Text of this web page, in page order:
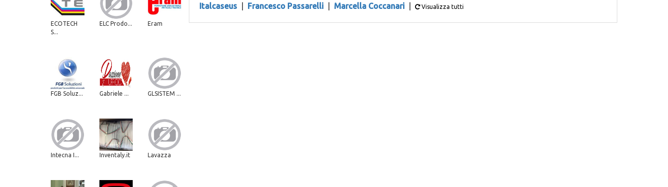
ECOTECH
S...
ELC Prodo... Eram
FGB Soluz... Gabriele ... GLSISTEM ...
Intecna I... Inventaly.it Lavazza
Italcaseus
Francesco Passarelli Marcella Coccanari Visualizza tutti